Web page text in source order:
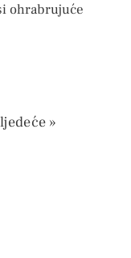
ohrabrujuće
»